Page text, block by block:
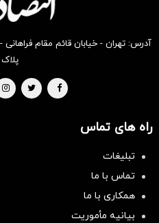
آدرس: تهران - خیابان قائم مقام
پلاک ۵
راه های تماس
تبلیغات
تماس با ما
همکاری با ما
بیانیه مأموریت